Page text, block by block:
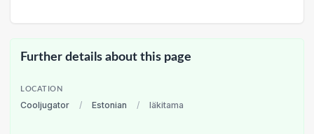
Further details about this page
LOCATION
Cooljugator / Estonian / läkitama